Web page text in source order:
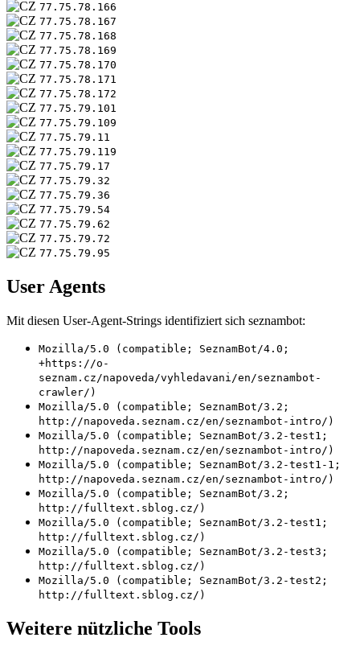
77.75.78.166
77.75.78.167
77.75.78.168
77.75.78.169
77.75.78.170
77.75.78.171
77.75.78.172
77.75.79.101
77.75.79.109
77.75.79.11
77.75.79.119
77.75.79.17
77.75.79.32
77.75.79.36
77.75.79.54
77.75.79.62
77.75.79.72
77.75.79.95
User Agents
Mit diesen User-Agent-Strings identifiziert sich seznambot:
Mozilla/5.0 (compatible; SeznamBot/4.0;
+https://o-
seznam.cz/napoveda/vyhledavani/en/seznambot-
crawler/)
Mozilla/5.0 (compatible; SeznamBot/3.2;
http://napoveda.seznam.cz/en/seznambot-intro/)
Mozilla/5.0 (compatible; SeznamBot/3.2-test1;
http://napoveda.seznam.cz/en/seznambot-intro/)
Mozilla/5.0 (compatible; SeznamBot/3.2-test1-1;
http://napoveda.seznam.cz/en/seznambot-intro/)
Mozilla/5.0 (compatible; SeznamBot/3.2;
http://fulltext.sblog.cz/)
Mozilla/5.0 (compatible; SeznamBot/3.2-test1;
http://fulltext.sblog.cz/)
Mozilla/5.0 (compatible; SeznamBot/3.2-test3;
http://fulltext.sblog.cz/)
Mozilla/5.0 (compatible; SeznamBot/3.2-test2;
http://fulltext.sblog.cz/)
Weitere nützliche Tools